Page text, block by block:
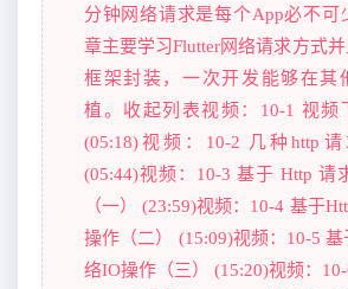
分钟网络请求是每个App必不可
章主要学习Flutter网络请求方式
框架封装，一次开发能够在其
植。收起列表视频：10-1 视频
(05:18)视频：10-2 几种http
(05:44)视频：10-3 基于 Http 请
（一） (23:59)视频：10-4 基于
操作（二） (15:09)视频：10-5 基
络IO操作（三） (15:20)视频：